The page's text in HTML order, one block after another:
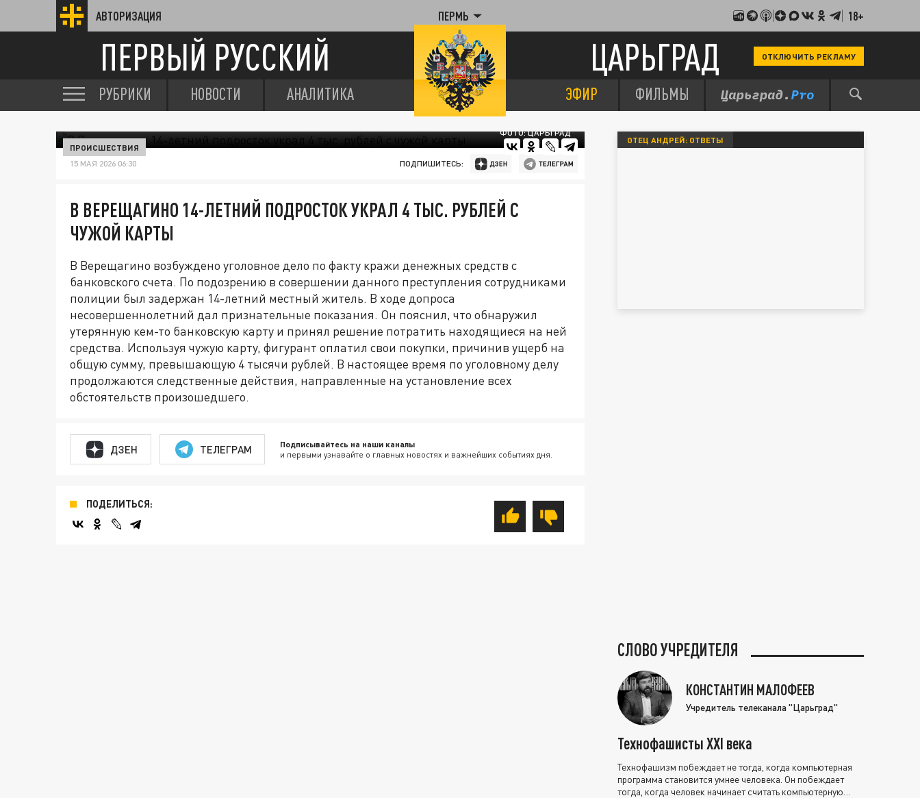
АВТОРИЗАЦИЯ ПЕРМЬ 18+
ПЕРВЫЙ РУССКИЙ ЦАРЬГРАД ОТКЛЮЧИТЬ РЕКЛАМУ
РУБРИКИ НОВОСТИ АНАЛИТИКА ЭФИР ФИЛЬМЫ
ФОТО: ЦАРЬГРАД
ПРОИСШЕСТВИЯ
15 МАЯ 2026 06:30 ПОДПИШИТЕСЬ:
В ВЕРЕЩАГИНО 14-ЛЕТНИЙ ПОДРОСТОК УКРАЛ 4 ТЫС. РУБЛЕЙ С
ЧУЖОЙ КАРТЫ
В Верещагино возбуждено уголовное дело по факту кражи денежных средств с
банковского счета. По подозрению в совершении данного преступления сотрудниками
полиции был задержан 14-летний местный житель. В ходе допроса
несовершеннолетний дал признательные показания. Он пояснил, что обнаружил
утерянную кем-то банковскую карту и принял решение потратить находящиеся на ней
средства. Используя чужую карту, фигурант оплатил свои покупки, причинив ущерб на
общую сумму, превышающую 4 тысячи рублей. В настоящее время по уголовному делу
продолжаются следственные действия, направленные на установление всех
обстоятельств произошедшего.
ДЗЕН ТЕЛЕГРАМ Подписывайтесь на наши каналы
и первыми узнавайте о главных новостях и важнейших событиях дня.
ПОДЕЛИТЬСЯ:
ОТЕЦ АНДРЕЙ: ОТВЕТЫ
СЛОВО УЧРЕДИТЕЛЯ
КОНСТАНТИН МАЛОФЕЕВ
Учредитель телеканала "Царьград"
Технофашисты XXI века
Технофашизм побеждает не тогда, когда компьютерная
программа становится умнее человека. Он побеждает
тогда, когда человек начинает считать компьютерную